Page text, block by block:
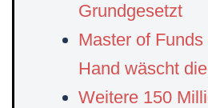
Grundgesetzt
Master of
Hand wäscht
Weitere 150